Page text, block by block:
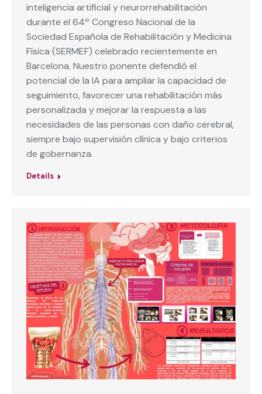
inteligencia artificial y neurorrehabilitación
durante el 64º Congreso Nacional de la
Sociedad Española de Rehabilitación y Medicina
Física (SERMEF) celebrado recientemente en
Barcelona. Nuestro ponente defendió el
potencial de la IA para ampliar la capacidad de
seguimiento, favorecer una rehabilitación más
personalizada y mejorar la respuesta a las
necesidades de las personas con daño cerebral,
siempre bajo supervisión clínica y bajo criterios
de gobernanza.
Details